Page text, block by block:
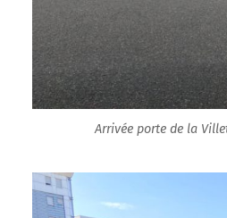
Arrivée porte de la